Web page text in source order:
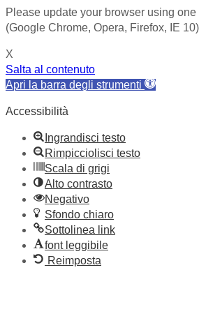
Please update your browser using
(Google Chrome, Opera, Firefox, IE
X
Salta al contenuto
Apri la barra degli strumenti
Accessibilità
Ingrandisci testo
Rimpicciolisci testo
Scala di grigi
Alto contrasto
Negativo
Sfondo chiaro
Sottolinea link
font leggibile
Reimposta